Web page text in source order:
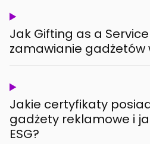
Jak Gifting as a
zamawianie gadżetów
Jakie certyfikaty
gadżety reklamowe i
ESG?